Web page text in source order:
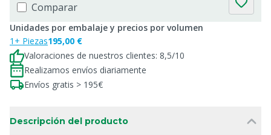
Comparar
Unidades por embalaje y precios por volumen
1+ Piezas195,00 €
Valoraciones de nuestros clientes: 8,5/10
Realizamos envíos diariamente
Envíos gratis > 195€
Descripción del producto